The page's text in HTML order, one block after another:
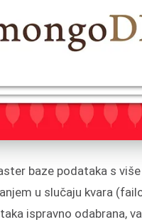
baze podataka s
u slučaju kvara
ispravno odabrana,